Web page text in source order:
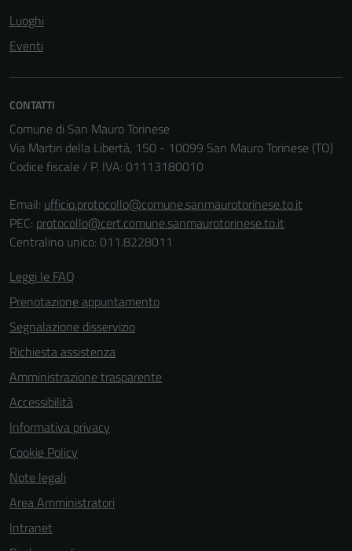
Luoghi
Eventi
CONTATTI
Comune di San Mauro Torinese
Via Martiri della Libertà, 150 - 10099 San Mauro Torinese (TO)
Codice fiscale / P. IVA: 01113180010
Email: ufficio.protocollo@comune.sanmaurotorinese.to.it
PEC: protocollo@cert.comune.sanmaurotorinese.to.it
Centralino unico: 011.8228011
Leggi le FAQ
Prenotazione appuntamento
Segnalazione disservizio
Richiesta assistenza
Amministrazione trasparente
Accessibilità
Informativa privacy
Cookie Policy
Note legali
Area Amministratori
Intranet
Questi cookie
sono necessari